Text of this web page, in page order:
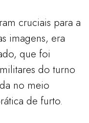
cruciais para a
imagens, era
que foi
do turno
no meio
de furto.